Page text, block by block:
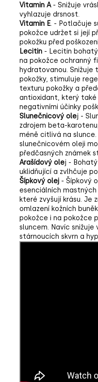
Vitamin A - Snižuje
vyhlazuje drsnost.
Vitamin E. - Potlačuje
pokožce udržet si její
pokožku před
Lecitin - Lecitin
na pokožce ochranný
hydratovanou.
pokožky, stimuluje
texturu pokožky a
antioxidant, který také
negativními účinky
Slunečnicový olej -
zdrojem beta-
méně citlivá na
slunečnicovém oleji
předčasných známek
Arašídový olej -
uklidňující a zvlhčuje
Šípkový olej - Šípkový
esenciálních
které zvyšují krásu. Je
omlazení kožních
pokožce i na pokožce
sluncem. Navíc
stárnoucích skvrn a